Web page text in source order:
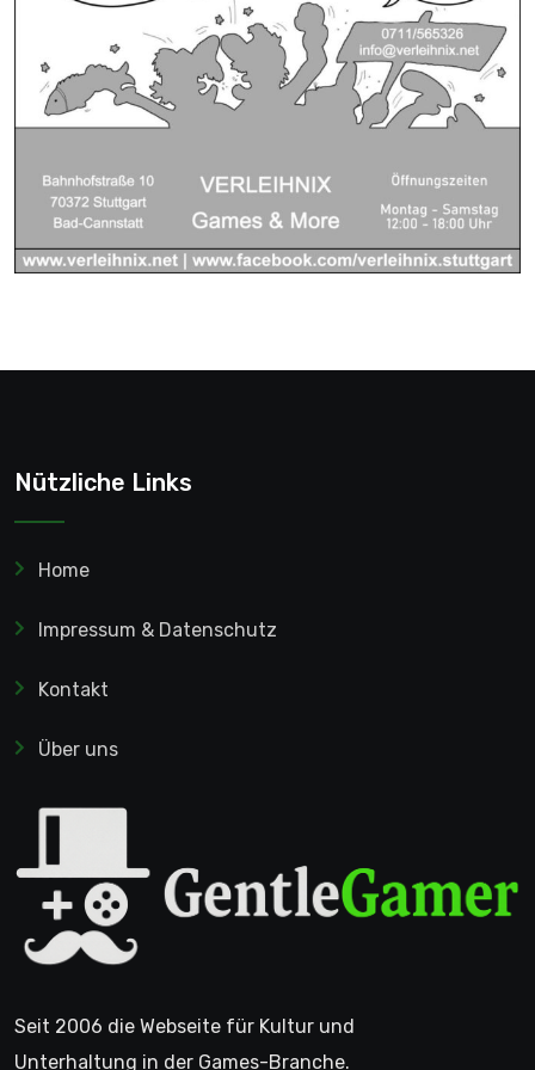
Nützliche Links
Home
Impressum & Datenschutz
Kontakt
Über uns
Seit 2006 die Webseite für Kultur und
Unterhaltung in der Games-Branche.